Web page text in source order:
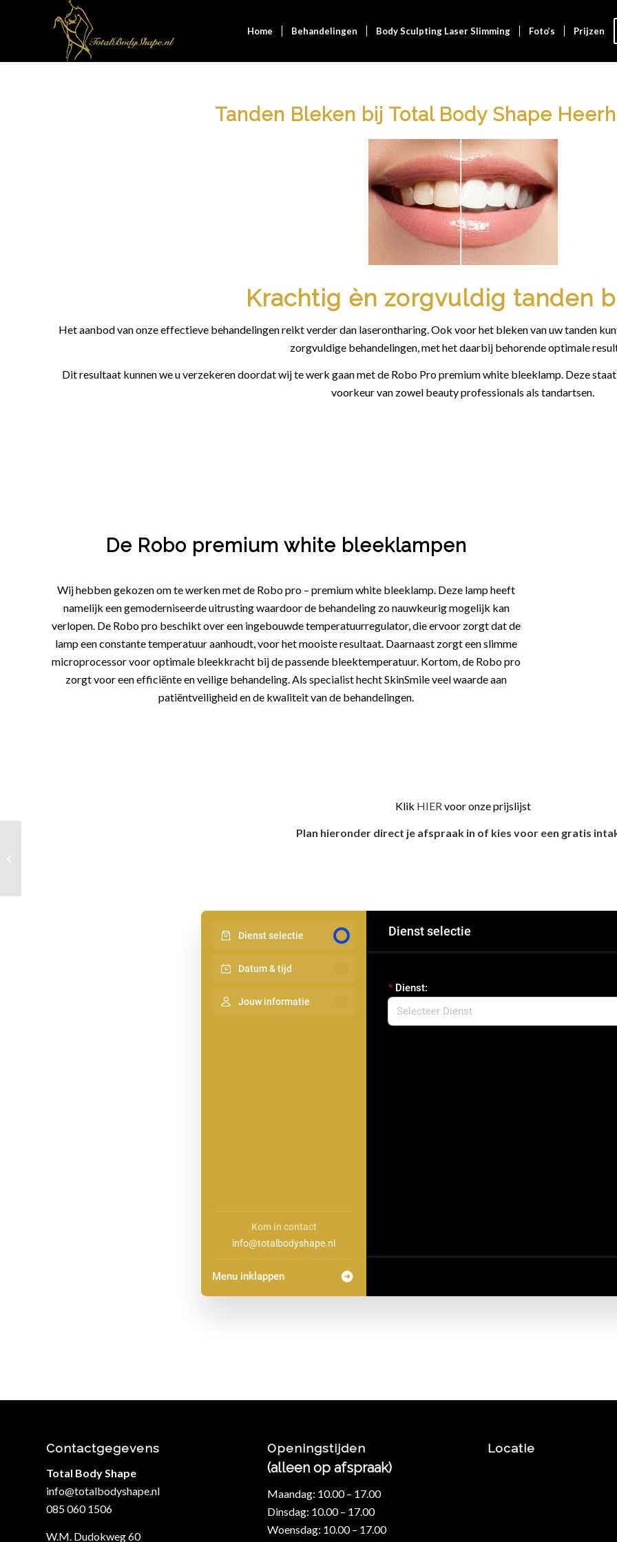
Home Behandelingen Body Sculpting Laser Slimming Foto’s Prijzen
Tanden Bleken bij Total Body Shape
Krachtig èn zorgvuldig tanden
Het aanbod van onze effectieve behandelingen reikt verder dan laserontharing. Ook voor het bleken van uw tanden
zorgvuldige behandelingen, met het daarbij behorende optimale
Dit resultaat kunnen we u verzekeren doordat wij te werk gaan met de Robo Pro premium white bleeklamp. Deze
voorkeur van zowel beauty professionals als tandartsen.
De Robo premium white bleeklampen
Wij hebben gekozen om te werken met de Robo pro – premium white bleeklamp. Deze lamp heeft
namelijk een gemoderniseerde uitrusting waardoor de behandeling zo nauwkeurig mogelijk kan
verlopen. De Robo pro beschikt over een ingebouwde temperatuurregulator, die ervoor zorgt dat de
lamp een constante temperatuur aanhoudt, voor het mooiste resultaat. Daarnaast zorgt een slimme
microprocessor voor optimale bleekkracht bij de passende bleektemperatuur. Kortom, de Robo pro
zorgt voor een efficiënte en veilige behandeling. Als specialist hecht SkinSmile veel waarde aan
patiëntveiligheid en de kwaliteit van de behandelingen.
Klik HIER voor onze prijslijst
Plan hieronder direct je afspraak in of kies voor een gratis
Dienst selectie
Datum & tijd
Jouw informatie
Kom in contact
info@totalbodyshape.nl
Menu inklappen
Dienst selectie
Dienst:
Contactgegevens
Total Body Shape
info@totalbodyshape.nl
085 060 1506
W.M. Dudokweg 60
Openingstijden
(alleen op afspraak)
Maandag: 10.00 – 17.00
Dinsdag: 10.00 – 17.00
Woensdag: 10.00 – 17.00
Locatie